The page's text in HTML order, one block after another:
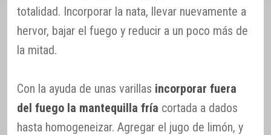
totalidad. Incorporar la nata, llevar nuevamente a
hervor, bajar el fuego y reducir a un poco más de
la mitad.
Con la ayuda de unas varillas incorporar fuera
del fuego la mantequilla fría cortada a dados
hasta homogeneizar. Agregar el jugo de limón, y